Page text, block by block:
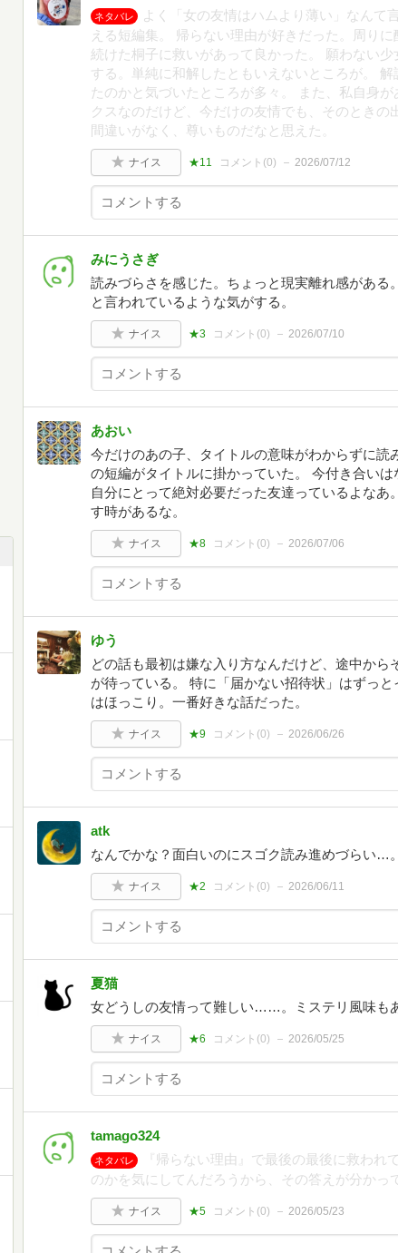
ネタバレ
よく「女の友情はハムより薄い」なんて
える短編集。 帰らない理由が好きだった。周り
続けた桐子に救いがあって良かった。 願わない
する。単純に和解したともいえないところが。
たのかと気づいたところが多々。 また、私自身
クスなのだけど、今だけの友情でも、そのときの
間違いがなく、尊いものだなと思えた。
ナイス ★11 コメント(0) 2026/07/12
みにうさぎ
読みづらさを感じた。ちょっと現実離れ感があ
と言われているような気がする。
ナイス ★3 コメント(0) 2026/07/10
あおい
今だけのあの子、タイトルの意味がわからずに読
の短編がタイトルに掛かっていた。 今付き合い
自分にとって絶対必要だった友達っているよなあ
す時があるな。
ナイス ★8 コメント(0) 2026/07/06
ゆう
どの話も最初は嫌な入り方なんだけど、途中か
が待っている。 特に「届かない招待状」はずっ
はほっこり。一番好きな話だった。
ナイス ★9 コメント(0) 2026/06/26
atk
なんでかな？面白いのにスゴク読み進めづらい…。
ナイス ★2 コメント(0) 2026/06/11
夏猫
女どうしの友情って難しい……。ミステリ風味も
ナイス ★6 コメント(0) 2026/05/25
tamago324
ネタバレ
『帰らない理由』で最後の最後に救わ
のかを気にしてんだろうから、その答えが分かっ
ナイス ★5 コメント(0) 2026/05/23